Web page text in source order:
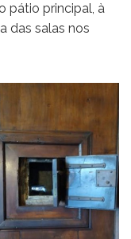
pátio principal, à
das salas nos